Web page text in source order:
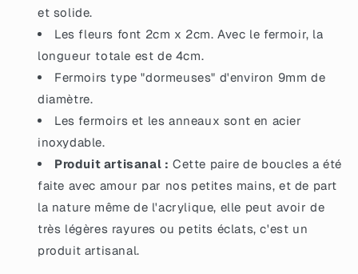
et solide.
Les fleurs font 2cm x 2cm. Avec le fermoir, la
longueur totale est de 4cm.
Fermoirs type "dormeuses" d'environ 9mm de
diamètre.
Les fermoirs et les anneaux sont en acier
inoxydable.
Produit artisanal : Cette paire de boucles a été
faite avec amour par nos petites mains, et de part
la nature même de l'acrylique, elle peut avoir de
très légères rayures ou petits éclats, c'est un
produit artisanal.